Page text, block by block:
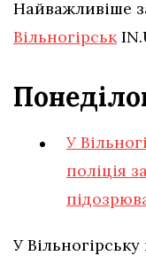
Найважливіше
Вільногірськ
У
поліція
У